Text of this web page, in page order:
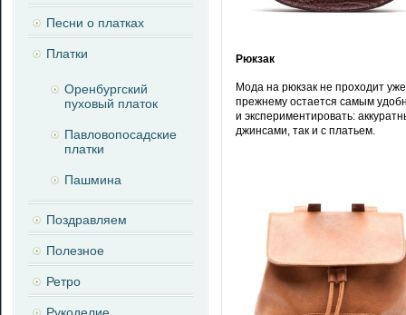
Рюкзак
Мода на рюкзак не проходит
прежнему остается самым
и экспериментировать:
джинсами, так и с платьем.
Песни о платках
Платки
Оренбургский
пуховый платок
Павловопосадские
платки
Пашмина
Поздравляем
Полезное
Ретро